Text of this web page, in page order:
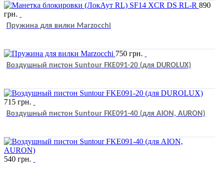
890
грн.
Пружина для вилки Marzocchi
750 грн.
Воздушный пистон Suntour FKЕ091-20 (для DUROLUX)
715 грн.
Воздушный пистон Suntour FKЕ091-40 (для AION, AURON)
540 грн.